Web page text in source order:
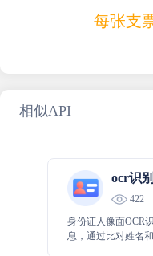
每张支
相似API
ocr识
422
身份证人像面OCR
息，通过比对姓名